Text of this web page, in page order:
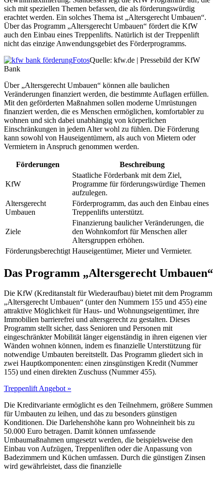
sich mit speziellen Themen befassen, die als förderungswürdig
erachtet werden. Ein solches Thema ist „Altersgerecht Umbauen“.
Über das Programm „Altersgerecht Umbauen“ fördert die KfW
auch den Einbau eines Treppenlifts. Natürlich ist der Treppenlift
nicht das einzige Anwendungsgebiet des Förderprogramms.
FotosQuelle: kfw.de | Pressebild der KfW
Bank
Über „Altersgerecht Umbauen“ können alle baulichen
Veränderungen finanziert werden, die bestimmte Auflagen erfüllen.
Mit den geförderten Maßnahmen sollen moderne Umrüstungen
finanziert werden, die es Menschen ermöglichen, komfortabler zu
wohnen und sich dabei unabhängig von körperlichen
Einschränkungen in jedem Alter wohl zu fühlen. Die Förderung
kann sowohl von Hauseigentümern, als auch von Mietern oder
Vermietern in Anspruch genommen werden.
Förderungen Beschreibung
KfW
Staatliche Förderbank mit dem Ziel,
Programme für förderungswürdige Themen
aufzulegen.
Altersgerecht
Umbauen
Förderprogramm, das auch den Einbau eines
Treppenlifts unterstützt.
Ziele
Finanzierung baulicher Veränderungen, die
den Wohnkomfort für Menschen aller
Altersgruppen erhöhen.
Förderungsberechtigt Hauseigentümer, Mieter und Vermieter.
Das Programm „Altersgerecht Umbauen“
Die KfW (Kreditanstalt für Wiederaufbau) bietet mit dem Programm
„Altersgerecht Umbauen“ (unter den Nummern 155 und 455) eine
attraktive Möglichkeit für Haus- und Wohnungseigentümer, ihre
Immobilien barrierefrei und altersgerecht zu gestalten. Dieses
Programm stellt sicher, dass Senioren und Personen mit
eingeschränkter Mobilität länger eigenständig in ihren eigenen vier
Wänden wohnen können, indem es finanzielle Unterstützung für
notwendige Umbauten bereitstellt. Das Programm gliedert sich in
zwei Hauptkomponenten: einen zinsgünstigen Kredit (Nummer
155) und einen direkten Zuschuss (Nummer 455).
Treppenlift Angebot »
Die Kreditvariante ermöglicht es den Teilnehmern, größere Summen
für Umbauten zu leihen, und das zu besonders günstigen
Konditionen. Die Darlehenshöhe kann pro Wohneinheit bis zu
50.000 Euro betragen. Damit können umfassende
Umbaumaßnahmen umgesetzt werden, die beispielsweise den
Einbau von Aufzügen, Treppenliften oder die Anpassung von
Badezimmern und Küchen umfassen. Durch die günstigen Zinsen
wird gewährleistet, dass die finanzielle